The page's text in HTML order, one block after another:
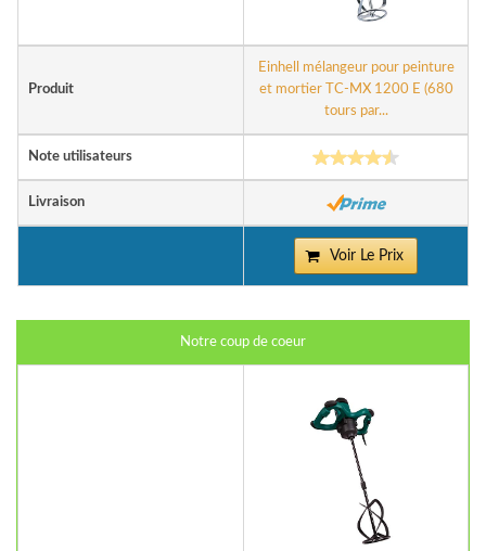
Produit
Einhell mélangeur pour peinture
et mortier TC-MX 1200 E (680
tours par...
Note utilisateurs
Livraison
Voir Le Prix
Notre coup de coeur